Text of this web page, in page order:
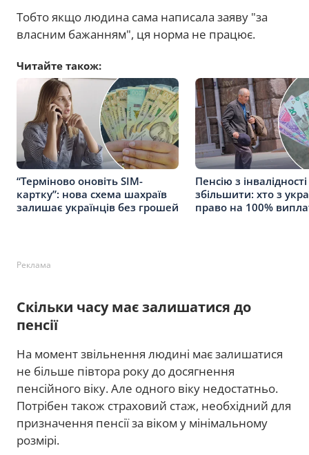
Тобто якщо людина сама написала заяву "за
власним бажанням", ця норма не працює.
Читайте також:
“Терміново оновіть SIM-
картку”: нова схема шахраїв
залишає українців без грошей
Пенсію з
збільшити: хто з
право на 100%
Реклама
Скільки часу має залишатися до
пенсії
На момент звільнення людині має залишатися
не більше півтора року до досягнення
пенсійного віку. Але одного віку недостатньо.
Потрібен також страховий стаж, необхідний для
призначення пенсії за віком у мінімальному
розмірі.